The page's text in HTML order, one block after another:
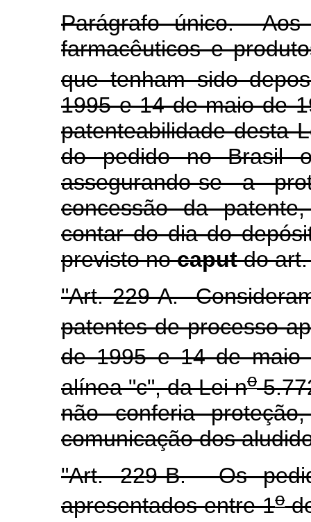
Parágrafo único. Aos
farmacêuticos e
que tenham sido
1995 e 14 de maio de
patenteabilidade desta
do pedido no Brasil
assegurando-se a
concessão da
contar do dia do
previsto nocaputdo art.
"Art. 229-A.
patentes de processo
de 1995 e 14 de
alínea "c", da Lei no
não conferia
comunicação dos
"Art. 229-B. Os
apresentados entre 1o